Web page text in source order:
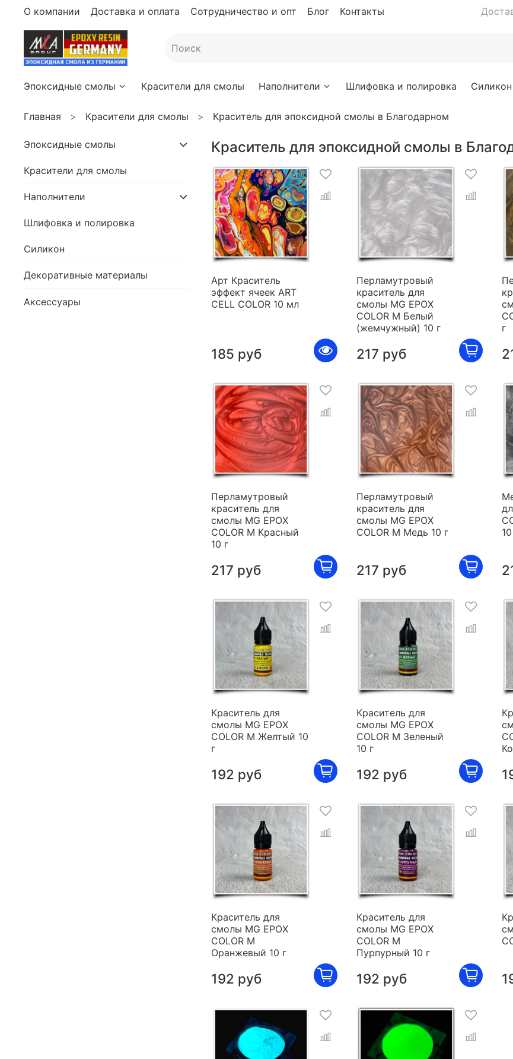
О компании Доставка и оплата Сотрудничество и опт Блог Контакты
Эпоксидные смолы Красители для смолы Наполнители Шлифовка и полировка Силикон
Главная Красители для смолы Краситель для эпоксидной смолы в Благодарном
Краситель для эпоксидной смолы в
Арт Краситель
эффект ячеек ART
CELL COLOR 10 мл
185 руб
Перламутровый
краситель для
смолы MG EPOX
COLOR M Белый
(жемчужный) 10 г
217 руб
г
Перламутровый
краситель для
смолы MG EPOX
COLOR M Красный
10 г
217 руб
Перламутровый
краситель для
смолы MG EPOX
COLOR M Медь 10 г
217 руб
Краситель для
смолы MG EPOX
COLOR M Желтый 10
г
192 руб
Краситель для
смолы MG EPOX
COLOR M Зеленый
10 г
192 руб
Краситель для
смолы MG EPOX
COLOR M
Оранжевый 10 г
192 руб
Краситель для
смолы MG EPOX
COLOR M
Пурпурный 10 г
192 руб
Эпоксидные смолы
Красители для смолы
Наполнители
Шлифовка и полировка
Силикон
Декоративные материалы
Аксессуары